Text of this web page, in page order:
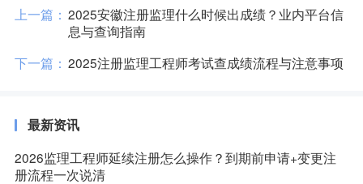
上一篇： 2025安徽注册监理什么时候出成绩？业内平台信
息与查询指南
下一篇： 2025注册监理工程师考试查成绩流程与注意事项
最新资讯
2026监理工程师延续注册怎么操作？到期前申请+变更注
册流程一次说清